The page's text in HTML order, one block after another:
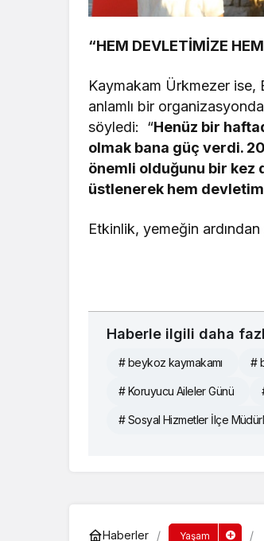
“HEM DEVLETİMİZE
Kaymakam Ürkmezer ise,
anlamlı bir
söyledi: “Henüz bir
olmak bana güç verdi.
önemli olduğunu bir kez
üstlenerek hem
Etkinlik, yemeğin
Haberle ilgili daha
# beykoz kaymakamı #
# Koruyucu Aileler Günü
# Sosyal Hizmetler İlçe
Haberler Yaşam